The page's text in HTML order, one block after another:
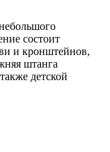
состоит
и кронштейнов,
штанга
детской